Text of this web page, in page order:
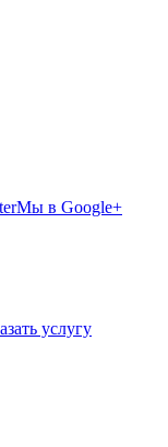
Мы в Google+
услугу